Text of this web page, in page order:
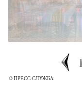
© ПРЕСС-СЛУЖБА